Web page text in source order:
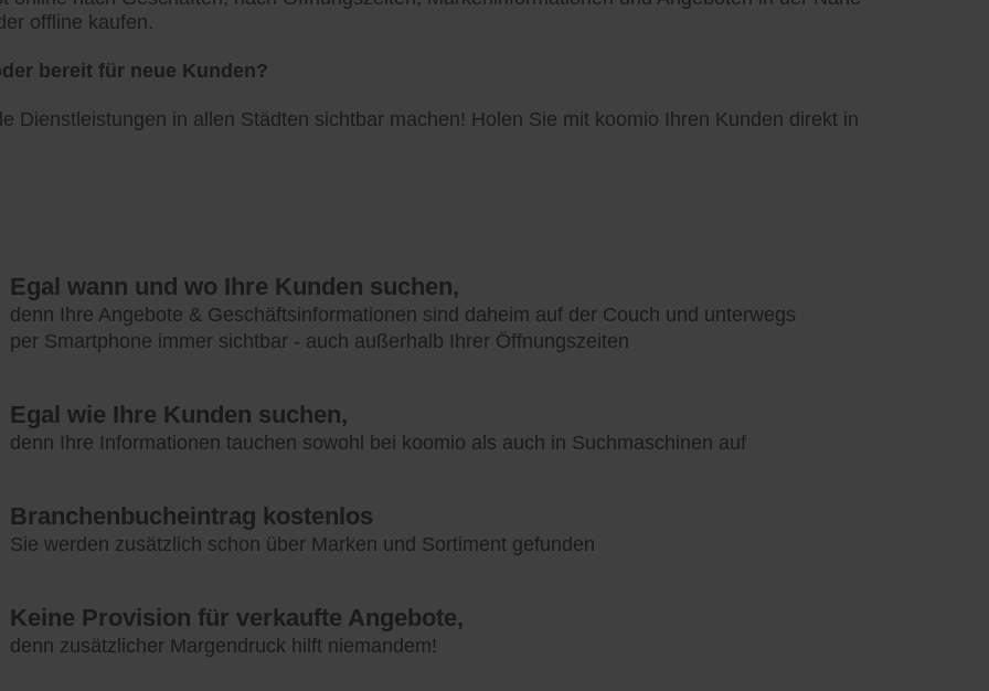
offline kaufen.
bereit für neue Kunden?
Dienstleistungen in allen Städten sichtbar machen! Holen Sie mit koomio Ihren Kunden direkt in
Egal wann und wo Ihre Kunden suchen,
denn Ihre Angebote & Geschäftsinformationen sind daheim auf der Couch und unterwegs
per Smartphone immer sichtbar - auch außerhalb Ihrer Öffnungszeiten
Egal wie Ihre Kunden suchen,
denn Ihre Informationen tauchen sowohl bei koomio als auch in Suchmaschinen auf
Branchenbucheintrag kostenlos
Sie werden zusätzlich schon über Marken und Sortiment gefunden
Keine Provision für verkaufte Angebote,
denn zusätzlicher Margendruck hilft niemandem!